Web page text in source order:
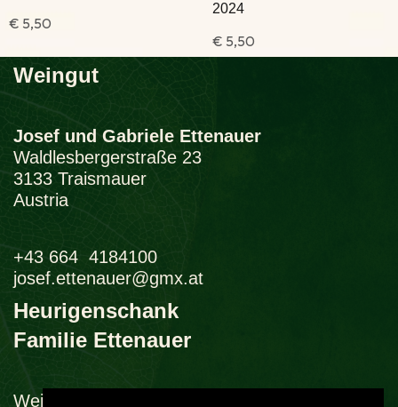
€ 5,50
2024
€ 5,50
Weingut
Josef und Gabriele Ettenauer
Waldlesbergerstraße 23
3133 Traismauer
Austria
+43 664 4184100
josef.ettenauer@gmx.at
Heurigenschank
Familie Ettenauer
Weingasse 3